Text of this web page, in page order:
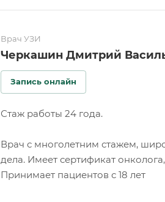
Врач УЗИ
Черкашин Дмитрий
Запись онлайн
Стаж работы 24 года.
Врач с многолетним стажем,
дела. Имеет сертификат
Принимает пациентов с 18 лет